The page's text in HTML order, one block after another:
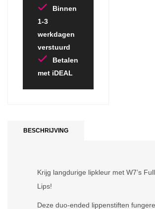
Binnen
1-3
werkdagen
verstuurd
Betalen
met iDEAL
BESCHRIJVING
Krijg langdurige lipkleur met W7’s
Lips!
Deze duo-ended lippenstiften